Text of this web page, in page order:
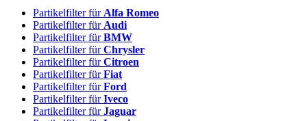
Partikelfilter für Alfa Romeo
Partikelfilter für Audi
Partikelfilter fürBMW
Partikelfilter fürChrysler
Partikelfilter fürCitroen
Partikelfilter fürFiat
Partikelfilter fürFord
Partikelfilter fürIveco
Partikelfilter fürJaguar